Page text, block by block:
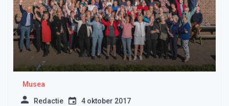
Musea
Redactie 4 oktober 2017